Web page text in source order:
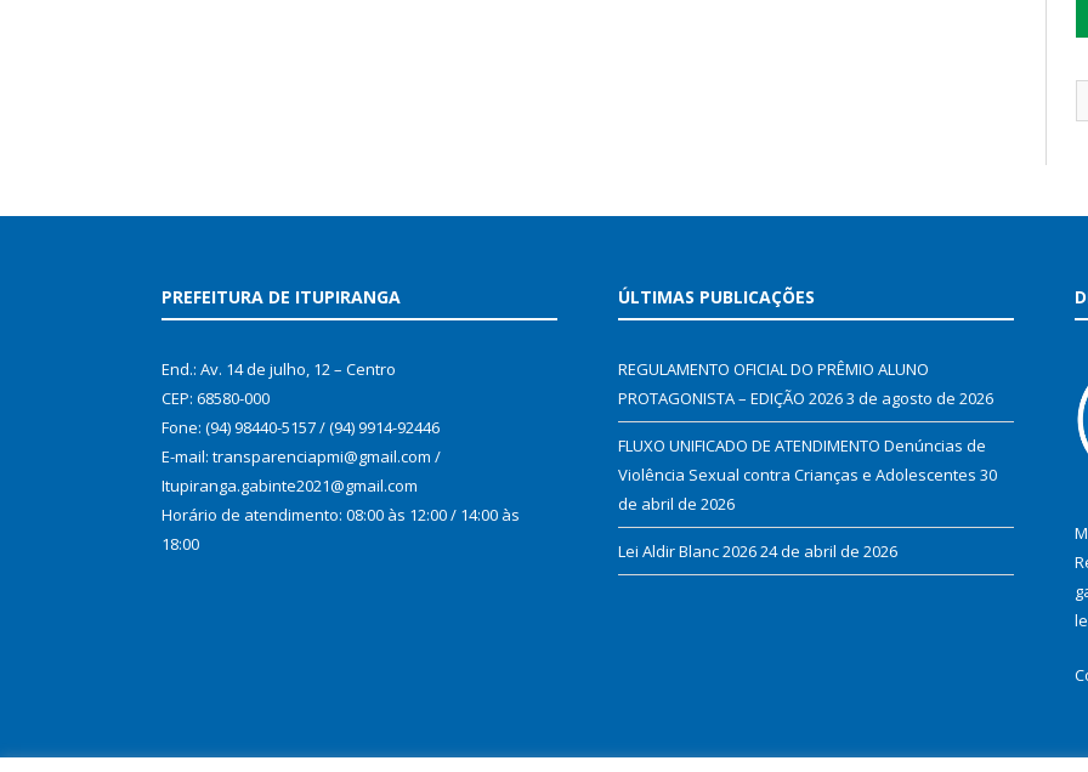
PREFEITURA DE ITUPIRANGA
End.: Av. 14 de julho, 12 – Centro
CEP: 68580-000
Fone: (94) 98440-5157 / (94) 9914-92446
E-mail: transparenciapmi@gmail.com /
Itupiranga.gabinte2021@gmail.com
Horário de atendimento: 08:00 às 12:00 / 14:00 às
18:00
ÚLTIMAS PUBLICAÇÕES
REGULAMENTO OFICIAL DO PRÊMIO ALUNO
PROTAGONISTA – EDIÇÃO 20263 de agosto de 2026
FLUXO UNIFICADO DE ATENDIMENTO Denúncias de
Violência Sexual contra Crianças e Adolescentes 30
de abril de 2026
Lei Aldir Blanc 202624 de abril de 2026